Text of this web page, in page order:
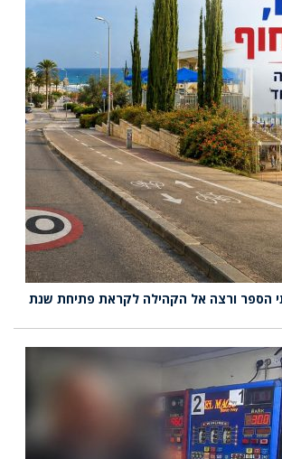
הספר ורצה אל הקהילה לקראת פתיחת שנת